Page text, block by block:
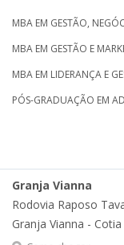
MBA EM GESTÃO,
MBA EM GESTÃO E
MBA EM LIDERANÇA E
PÓS-GRADUAÇÃO EM
Granja Vianna
Rodovia Raposo
Granja Vianna - Cotia